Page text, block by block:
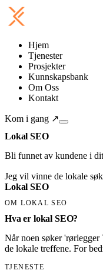
Hjem
Tjenester
Prosjekter
Kunnskapsbank
Om Oss
Kontakt
Kom i gang ↗
Lokal SEO
Bli funnet av kundene i
Jeg vil vinne de lokale
Lokal SEO
OM LOKAL SEO
Hva er lokal SEO?
Når noen søker
de lokale treffene. For
TJENESTE